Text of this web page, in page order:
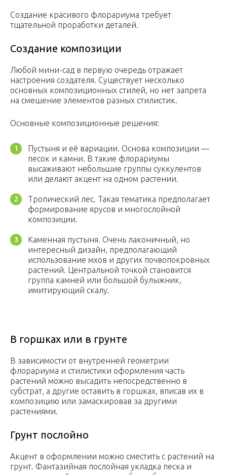
Создание красивого флорариума требует
тщательной проработки деталей.
Создание композиции
Любой мини-сад в первую очередь отражает
настроения создателя. Существует несколько
основных композиционных стилей, но нет запрета
на смешение элементов разных стилистик.
Основные композиционные решения:
Пустыня и её вариации. Основа композиции —
песок и камни. В такие флорариумы
высаживают небольшие группы суккулентов
или делают акцент на одном растении.
Тропический лес. Такая тематика предполагает
формирование ярусов и многослойной
композиции.
Каменная пустыня. Очень лаконичный, но
интересный дизайн, предполагающий
использование мхов и других почвопокровных
растений. Центральной точкой становится
группа камней или большой булыжник,
имитирующий скалу.
В горшках или в грунте
В зависимости от внутренней геометрии
флорариума и стилистики оформления часть
растений можно высадить непосредственно в
субстрат, а другие оставить в горшках, вписав их в
композицию или замаскировав за другими
растениями.
Грунт послойно
Акцент в оформлении можно сместить с растений на
грунт. Фантазийная послойная укладка песка и